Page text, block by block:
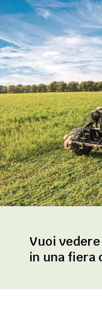
Vuoi
in una fiera